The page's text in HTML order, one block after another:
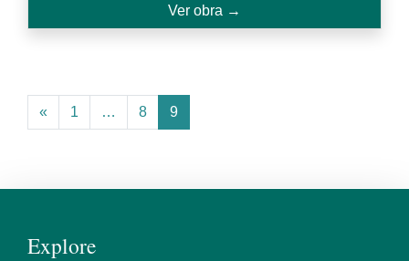
Ver obra →
« 1 … 8 9
Explore